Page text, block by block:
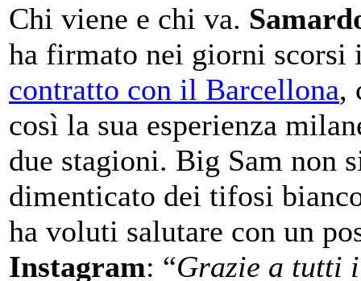
Chi viene e chi va.
ha firmato nei giorni
contratto con il Barcellona,
così la sua esperienza
due stagioni. Big Sam non
dimenticato dei tifosi
ha voluti salutare con un
Instagram: “Grazie a tutti